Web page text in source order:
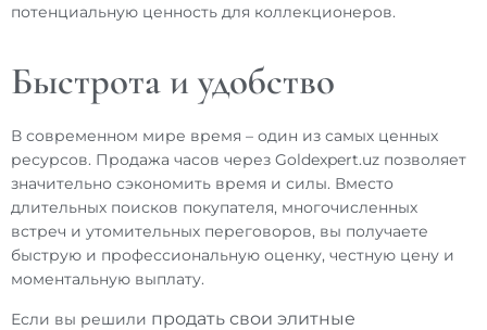
потенциальную ценность для коллекционеров.
Быстрота и удобство
В современном мире время – один из самых ценных
ресурсов. Продажа часов через Goldexpert.uz позволяет
значительно сэкономить время и силы. Вместо
длительных поисков покупателя, многочисленных
встреч и утомительных переговоров, вы получаете
быструю и профессиональную оценку, честную цену и
моментальную выплату.
Если вы решили продать свои элитные